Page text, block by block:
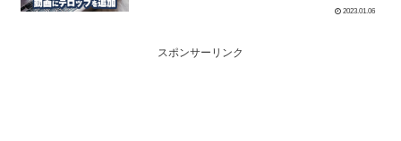
2023.01.06
スポンサーリンク